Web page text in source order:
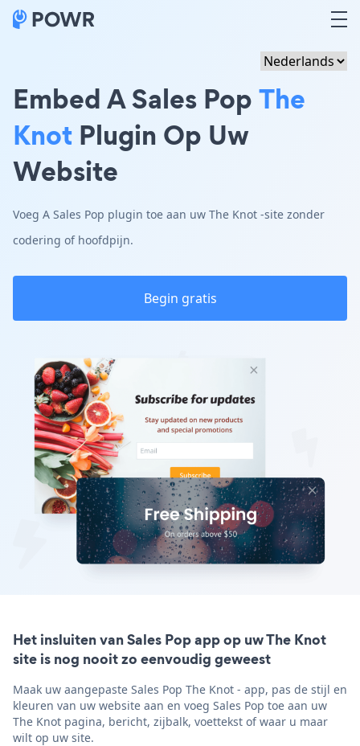
Embed A Sales PopThe
Knot Plugin Op Uw
Website
Voeg A Sales Pop plugin toe aan uw The Knot -site zonder
codering of hoofdpijn.
Begin gratis
Het insluiten van Sales Pop app op uw The Knot
site is nog nooit zo eenvoudig geweest
Maak uw aangepaste Sales Pop The Knot - app, pas de stijl en
kleuren van uw website aan en voeg Sales Pop toe aan uw
The Knot pagina, bericht, zijbalk, voettekst of waar u maar
wilt op uw site.